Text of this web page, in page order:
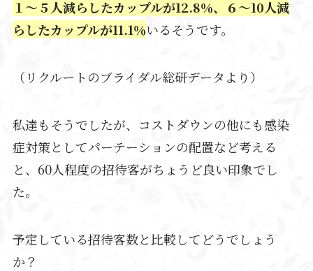
１～５人減らしたカップルが12.8％、６～10人減
らしたカップルが11.1％いるそうです。
（リクルートのブライダル総研データより）
私達もそうでしたが、コストダウンの他にも感染
症対策としてパーテーションの配置など考える
と、60人程度の招待客がちょうど良い印象でし
た。
予定している招待客数と比較してどうでしょう
か？